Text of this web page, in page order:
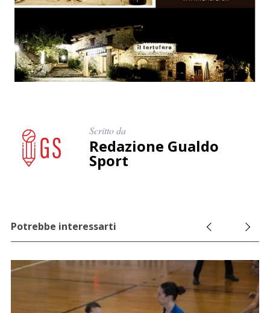
Scritto da
Redazione Gualdo
Sport
Potrebbe interessarti
r
a
p
e
r